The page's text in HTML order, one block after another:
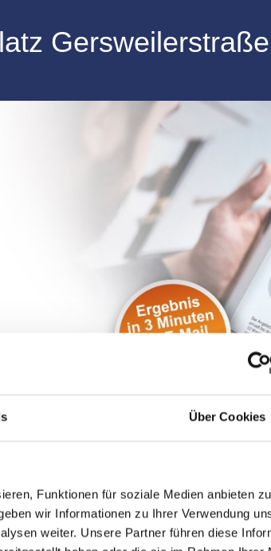
Über Cookies
Funktionen für soziale Medien anbieten
wir Informationen zu Ihrer Verwendung
weiter. Unsere Partner führen diese